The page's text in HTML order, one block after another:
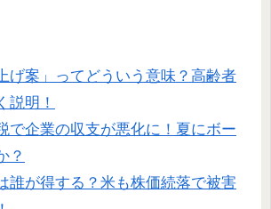
げ案」ってどういう意味？高齢者
説明！
で企業の収支が悪化に！夏にボー
？
誰が得する？米も株価続落で被害